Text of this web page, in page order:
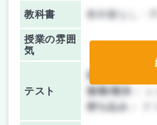
教科書 教科書なし・
授業の雰囲
気
テスト
前期/中間：
後期/期末：
持ち込み：